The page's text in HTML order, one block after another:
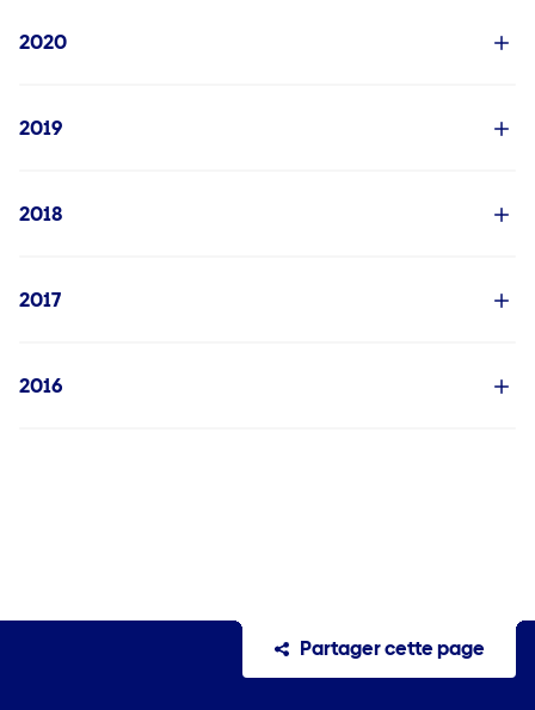
2020
2019
2018
2017
2016
Partager cette page